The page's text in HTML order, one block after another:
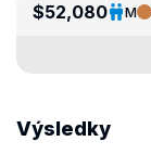
$52,080 M
Výsledky